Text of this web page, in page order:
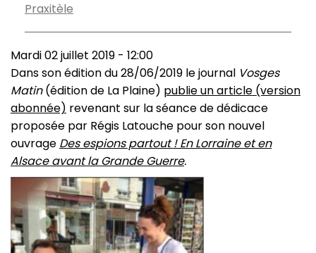
Praxitèle
Mardi 02 juillet 2019 - 12:00
Dans son édition du 28/06/2019 le journal Vosges
Matin(édition de La Plaine) publie un article (version
abonnée) revenant sur la séance de dédicace
proposée par Régis Latouche pour son nouvel
ouvrage Des espions partout ! En Lorraine et en
Alsace avant la Grande Guerre.
Image